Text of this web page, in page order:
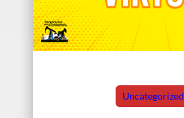
Uncategorized